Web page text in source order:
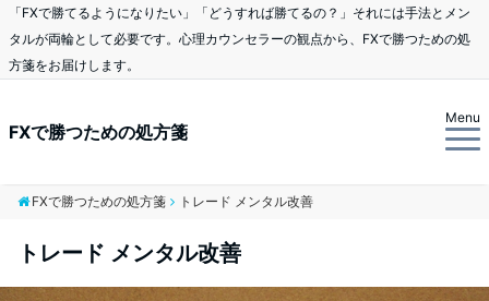
「FXで勝てるようになりたい」「どうすれば勝てるの？」それには手法とメン
タルが両輪として必要です。心理カウンセラーの観点から、FXで勝つための処
方箋をお届けします。
FXで勝つための処方箋
Menu
FXで勝つための処方箋 トレード メンタル改善
トレード メンタル改善